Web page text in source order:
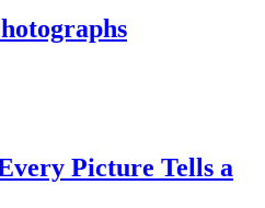
Picture Tells a